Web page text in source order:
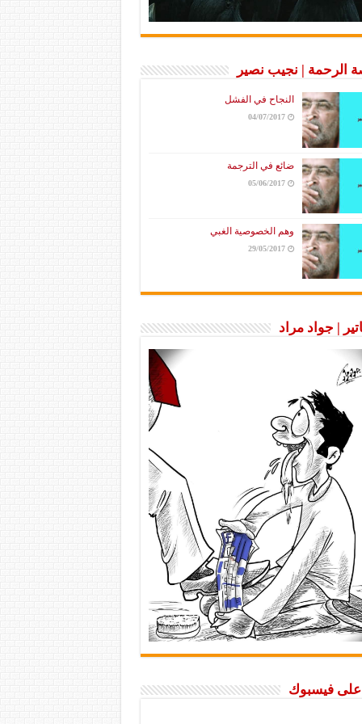
الرحمة | نجيب نصير
النجاح في الفشل
04/07/2017
ضائع في الترجمة
05/06/2017
وهم الخصوصية الغبي
29/05/2017
| جواد مراد
على فيسبوك